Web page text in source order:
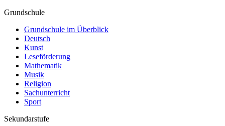
Grundschule
Grundschule im Überblick
Deutsch
Kunst
Leseförderung
Mathematik
Musik
Religion
Sachunterricht
Sport
Sekundarstufe